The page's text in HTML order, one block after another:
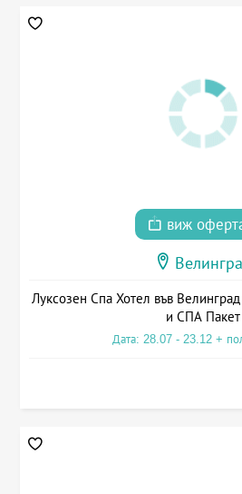
виж
Луксозен Спа Хотел във
и СПА Пакет
Дата: 28.07 - 23.12 +